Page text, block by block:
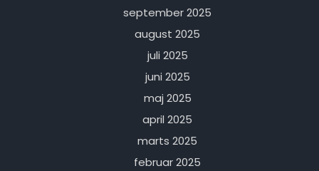
september 2025
august 2025
juli 2025
juni 2025
maj 2025
april 2025
marts 2025
februar 2025